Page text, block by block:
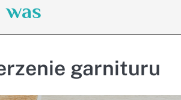
was
garnituru